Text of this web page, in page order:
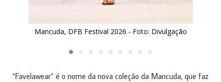
Mancuda, DFB Festival 2026 - Foto: Divulgação
“Favelawear” é o nome da nova coleção da Mancuda, que faz